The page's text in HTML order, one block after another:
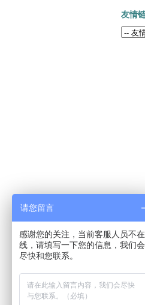
友情
请您留言
感谢您的关注，当前客服人员不在
线，请填写一下您的信息，我们会
尽快和您联系。